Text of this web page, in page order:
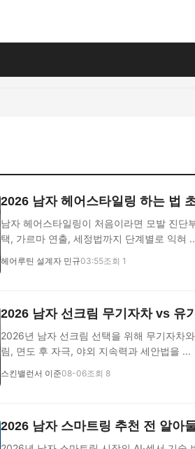
2026 남자 헤어스타일링 하는 법
남자 헤어스타일링이 처음이라면 모발 진단
택, 가르마 연출, 세정법까지 단계별로 익혀
헤어루틴 설계자 민규03:55조회 1
2026 남자 선크림 무기자차 vs 유
2026년 남자 선크림 선택을 위해 무기자차
림, 면도 후 자극, 야외 지속력과 세안법을 ...
스킨밸런서 이준08-06조회 8
2026 남자 스마트링 추천 전 알아